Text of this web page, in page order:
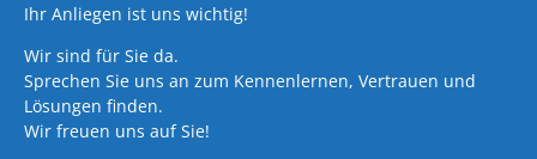
Ihr Anliegen ist uns wichtig!
Wir sind für Sie da.
Sprechen Sie uns an zum Kennenlernen, Vertrauen und
Lösungen finden.
Wir freuen uns auf Sie!